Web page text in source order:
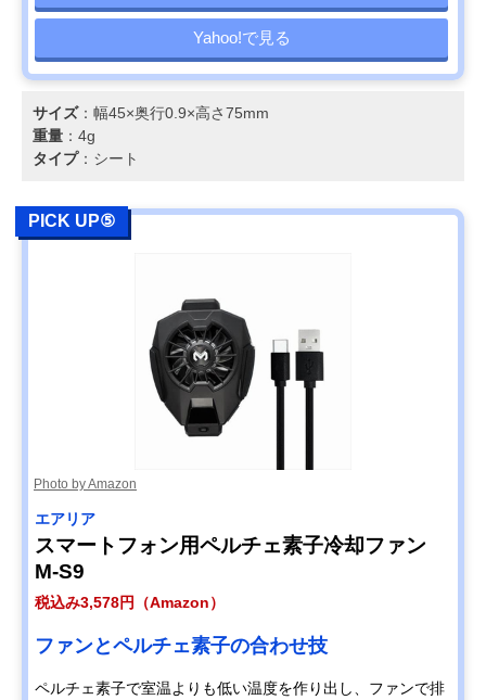
Yahoo!で見る
サイズ：幅45×奥行0.9×高さ75mm
重量 ：4g
タイプ：シート
PICK UP⑤
Photo by Amazon
エアリア
スマートフォン用ペルチェ素子冷却ファン
M-S9
税込み3,578円（Amazon）
ファンとペルチェ素子の合わせ技
ペルチェ素子で室温よりも低い温度を作り出し、ファンで排